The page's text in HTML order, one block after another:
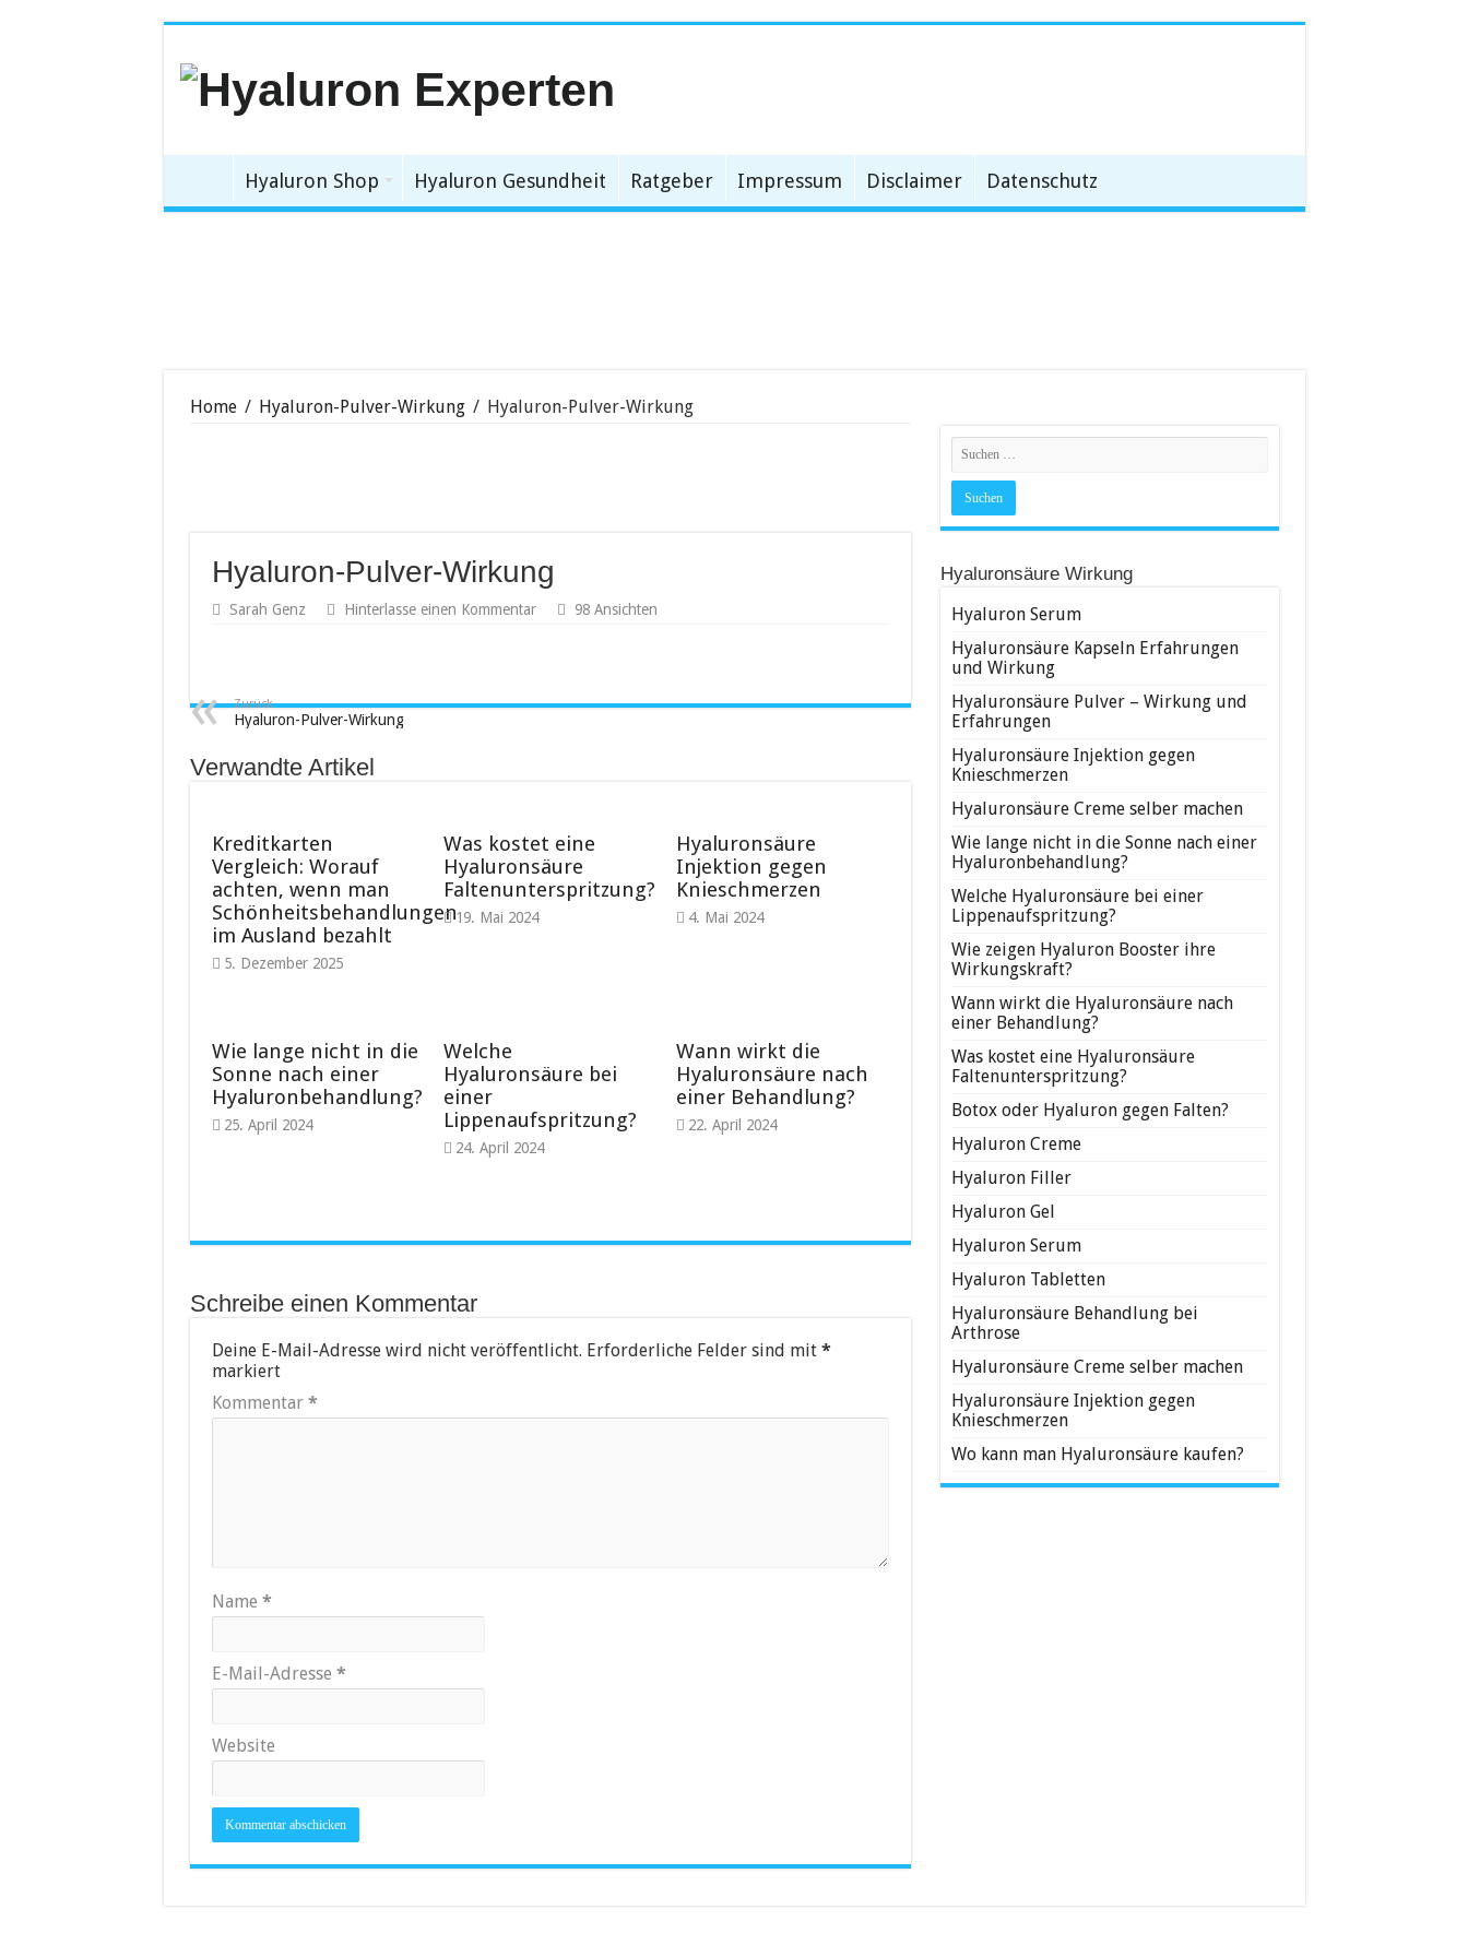
Hyaluron Shop Hyaluron Gesundheit Ratgeber Impressum Disclaimer Datenschutz
Home / Hyaluron-Pulver-Wirkung / Hyaluron-Pulver-Wirkung
Hyaluron-Pulver-Wirkung
Sarah Genz Hinterlasse einen Kommentar 98 Ansichten
Zurück
Hyaluron-Pulver-Wirkung
Verwandte Artikel
Kreditkarten
Vergleich: Worauf
achten, wenn man
Schönheitsbehandlungen
im Ausland bezahlt
5. Dezember 2025
Was kostet eine
Hyaluronsäure
Faltenunterspritzung?
19. Mai 2024
Hyaluronsäure
Injektion gegen
Knieschmerzen
4. Mai 2024
Wie lange nicht in die
Sonne nach einer
Hyaluronbehandlung?
25. April 2024
Welche
Hyaluronsäure bei
einer
Lippenaufspritzung?
24. April 2024
Wann wirkt die
Hyaluronsäure nach
einer Behandlung?
22. April 2024
Schreibe einen Kommentar
Deine E-Mail-Adresse wird nicht veröffentlicht. Erforderliche Felder sind mit *
markiert
Kommentar *
Name *
E-Mail-Adresse *
Website
Hyaluronsäure Wirkung
Hyaluron Serum
Hyaluronsäure Kapseln Erfahrungen
und Wirkung
Hyaluronsäure Pulver – Wirkung und
Erfahrungen
Hyaluronsäure Injektion gegen
Knieschmerzen
Hyaluronsäure Creme selber machen
Wie lange nicht in die Sonne nach einer
Hyaluronbehandlung?
Welche Hyaluronsäure bei einer
Lippenaufspritzung?
Wie zeigen Hyaluron Booster ihre
Wirkungskraft?
Wann wirkt die Hyaluronsäure nach
einer Behandlung?
Was kostet eine Hyaluronsäure
Faltenunterspritzung?
Botox oder Hyaluron gegen Falten?
Hyaluron Creme
Hyaluron Filler
Hyaluron Gel
Hyaluron Serum
Hyaluron Tabletten
Hyaluronsäure Behandlung bei
Arthrose
Hyaluronsäure Creme selber machen
Hyaluronsäure Injektion gegen
Knieschmerzen
Wo kann man Hyaluronsäure kaufen?